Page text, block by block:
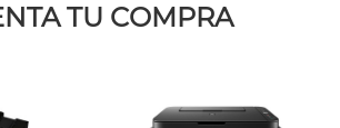
TU COMPRA